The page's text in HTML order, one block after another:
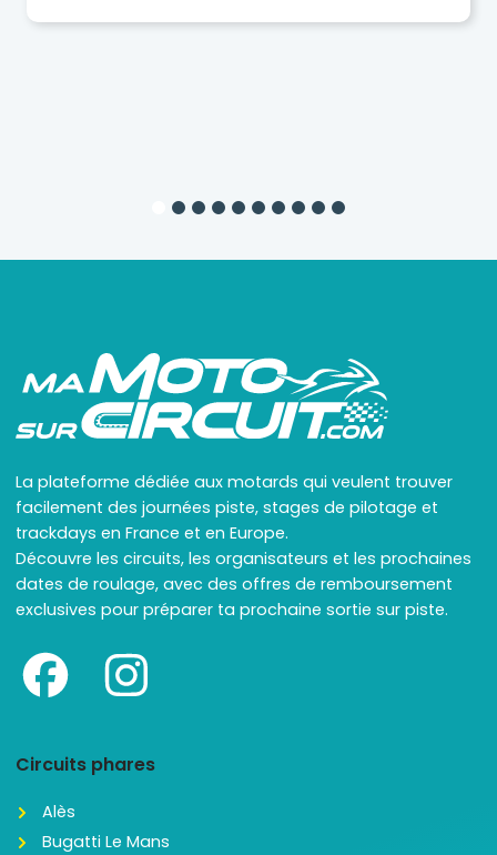
La plateforme dédiée aux motards qui veulent trouver
facilement des journées piste, stages de pilotage et
trackdays en France et en Europe.
Découvre les circuits, les organisateurs et les prochaines
dates de roulage, avec des offres de remboursement
exclusives pour préparer ta prochaine sortie sur piste.
Circuits phares
Alès
Bugatti Le Mans